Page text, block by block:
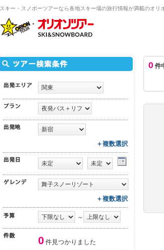
スキー・スノボーツアーなら各地スキー場の旅行情報が満載のオリ
＋複数選択
＋複数選択
～
0 件見つかりました
0 件